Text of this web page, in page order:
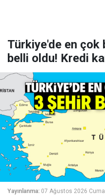
Türkiye'de en çok
belli oldu! Kredi
Yayınlanma: 07 Ağustos 2026 Cuma